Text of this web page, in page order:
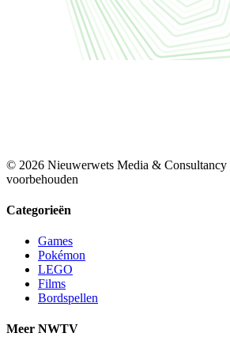
© 2026 Nieuwerwets Media & Consultancy
voorbehouden
Categorieën
Games
Pokémon
LEGO
Films
Bordspellen
Meer NWTV